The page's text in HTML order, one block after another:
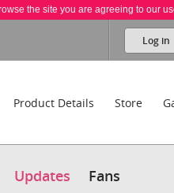
the site you are agreeing to our
Log in
Product Details Store
Updates Fans